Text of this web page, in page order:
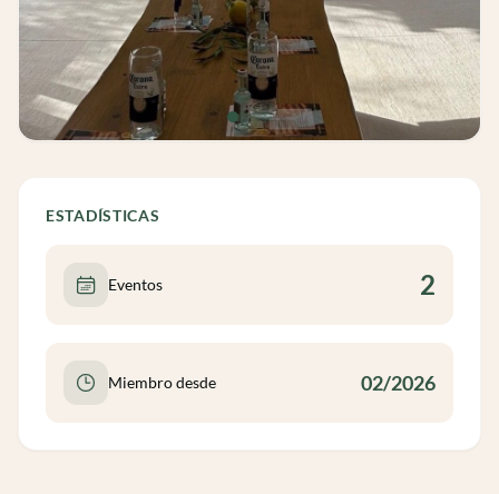
ESTADÍSTICAS
Eventos 2
Miembro desde 02/2026